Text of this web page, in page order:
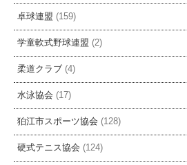
卓球連盟 (159)
学童軟式野球連盟 (2)
柔道クラブ (4)
水泳協会 (17)
狛江市スポーツ協会 (128)
硬式テニス協会 (124)